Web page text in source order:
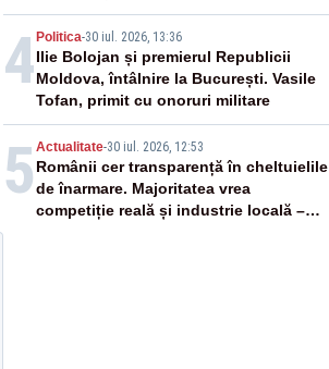
neîncredere investitorilor”
4 Politica-30 iul. 2026, 13:36
Ilie Bolojan și premierul Republicii
Moldova, întâlnire la București. Vasile
Tofan, primit cu onoruri militare
5 Actualitate-30 iul. 2026, 12:53
Românii cer transparență în cheltuielile
de înarmare. Majoritatea vrea
competiție reală și industrie locală –